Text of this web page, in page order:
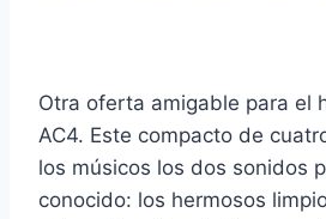
Otra oferta amigable para el
AC4. Este compacto de
los músicos los dos sonidos
conocido: los hermosos